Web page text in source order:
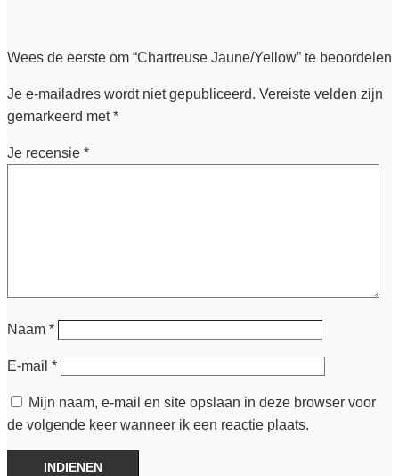
Wees de eerste om “Chartreuse Jaune/Yellow” te beoordelen
Je e-mailadres wordt niet gepubliceerd. Vereiste velden zijn
gemarkeerd met*
Je recensie *
Naam *
E-mail *
Mijn naam, e-mail en site opslaan in deze browser voor
de volgende keer wanneer ik een reactie plaats.
INDIENEN